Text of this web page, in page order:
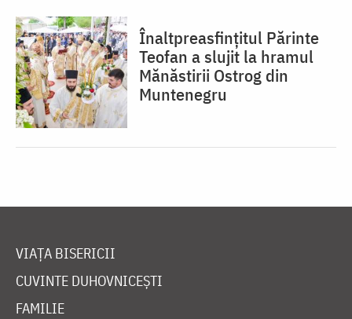
Înaltpreasfințitul Părinte
Teofan a slujit la hramul
Mănăstirii Ostrog din
Muntenegru
VIAȚA BISERICII
CUVINTE DUHOVNICEȘTI
FAMILIE